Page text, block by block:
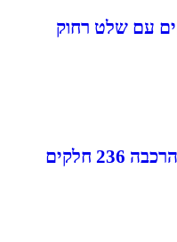
להרכבה 420 חלקים עם שלט רחוק
מכונית מרוץ פורמולה שחורה להרכבה 236 חלקים